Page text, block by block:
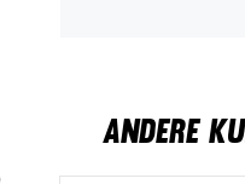
ANDERE